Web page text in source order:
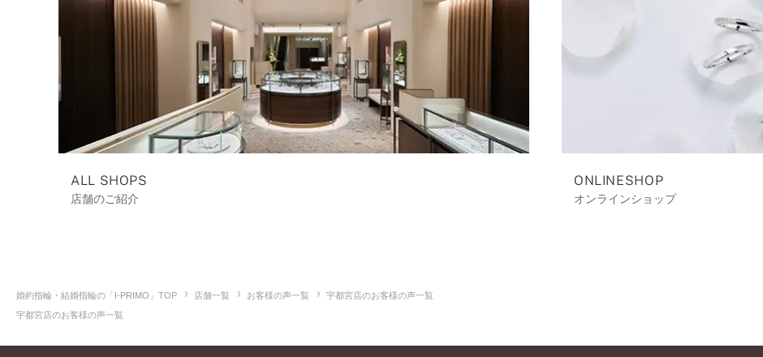
ALL SHOPS
店舗のご紹介
ONLINESHOP
オンラインショップ
婚約指輪・結婚指輪の「I-PRIMO」TOP 店舗一覧 お客様の声一覧
宇都宮店のお客様の声一覧
宇都宮店のお客様の声一覧